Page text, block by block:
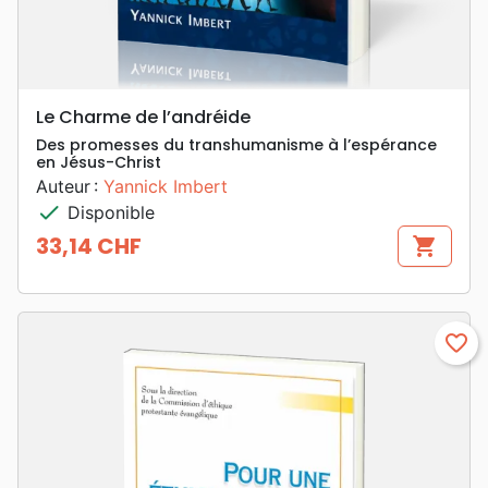
Le Charme de l’andréide
Des promesses du transhumanisme à l’espérance
en Jésus-Christ
Auteur : Yannick Imbert
check Disponible
Prix
33,14 CHF shopping_cart
favorite_border